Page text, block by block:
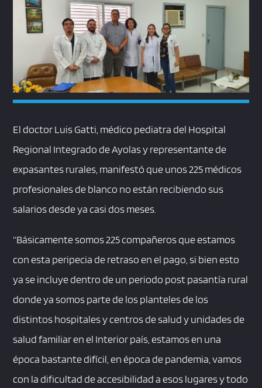
Whatsapp
El doctor Luis Gatti, médico pediatra del Hospital
Regional Integrado de Ayolas y representante de
expasantes rurales, manifestó que unos 225 médicos
profesionales de blanco no están recibiendo sus
salarios desde ya casi dos meses.
“Básicamente somos 225 compañeros que estamos
con esta peripecia de retraso en el pago, si bien esto
ya se incluye dentro de un periodo post pasantía rural
donde ya somos parte de los planteles de los
distintos hospitales y centros de salud y unidades de
salud familiar en el Interior país, estamos en una
época bastante difícil, en época de pandemia, vamos
con la dificultad de accesibilidad a esos lugares y todo